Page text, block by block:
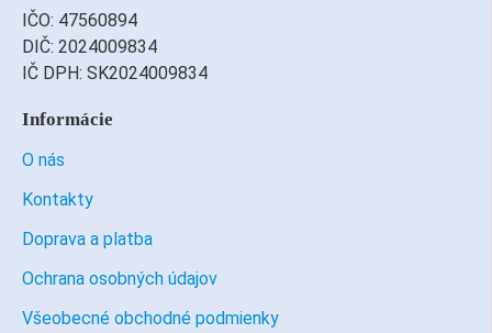
IČO: 47560894
DIČ: 2024009834
IČ DPH: SK2024009834
Informácie
O nás
Kontakty
Doprava a platba
Ochrana osobných údajov
Všeobecné obchodné podmienky